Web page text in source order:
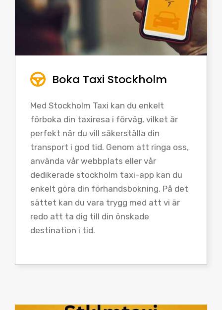
Boka Taxi Stockholm
Med Stockholm Taxi kan du enkelt
förboka din taxiresa i förväg, vilket är
perfekt när du vill säkerställa din
transport i god tid. Genom att ringa oss,
använda vår webbplats eller vår
dedikerade stockholm taxi-app kan du
enkelt göra din förhandsbokning. På det
sättet kan du vara trygg med att vi är
redo att ta dig till din önskade
destination i tid.